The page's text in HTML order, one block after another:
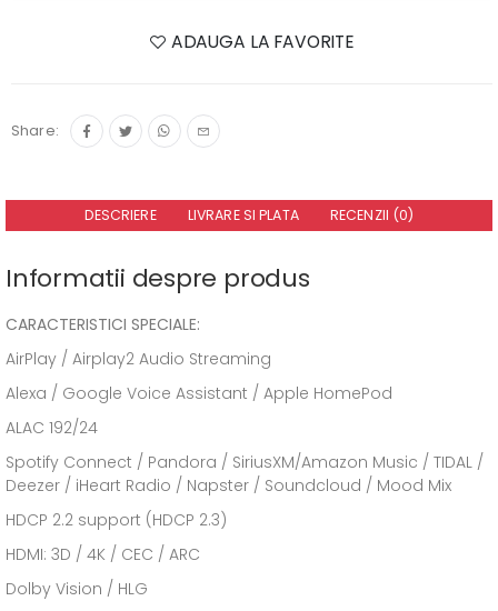
ADAUGA LA FAVORITE
Share:
DESCRIERE LIVRARE SI PLATA RECENZII (0)
Informatii despre produs
CARACTERISTICI SPECIALE:
AirPlay / Airplay2 Audio Streaming
Alexa / Google Voice Assistant / Apple HomePod
ALAC 192/24
Spotify Connect / Pandora / SiriusXM/Amazon Music / TIDAL /
Deezer / iHeart Radio / Napster / Soundcloud / Mood Mix
HDCP 2.2 support (HDCP 2.3)
HDMI: 3D / 4K / CEC / ARC
Dolby Vision / HLG